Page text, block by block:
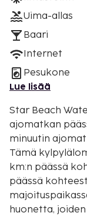
Uima-allas
Baari
Internet
Pesukone
Lue lisää
Star Beach
ajomatkan
minuutin
Tämä
km:n päässä
päässä
huonetta,